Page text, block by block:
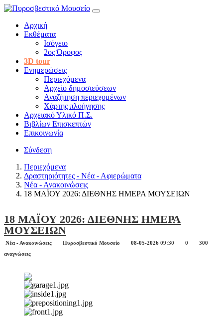
Αρχική
Εκθέματα
Ισόγειο
2ος Όροφος
3D tour
Ενημερώσεις
Περιεχόμενα
Αρχείο δημοσιεύσεων
Αναζήτηση περιεχομένων
Χάρτης πλοήγησης
Αρχειακό Υλικό Π.Σ.
Βιβλίων Επισκεπτών
Επικοινωνία
Σύνδεση
Περιεχόμενα
Δραστηριότητες - Νέα - Αφιερώματα
Νέα - Ανακοινώσεις
18 ΜΑΪΟΥ 2026: ΔΙΕΘΝΗΣ ΗΜΕΡΑ ΜΟΥΣΕΙΩΝ
18 ΜΑΪΟΥ 2026: ΔΙΕΘΝΗΣ ΗΜΕΡΑ
ΜΟΥΣΕΙΩΝ
Νέα - Ανακοινώσεις Πυροσβεστικό Μουσείο 08-05-2026 09:30 0
300
αναγνώσεις